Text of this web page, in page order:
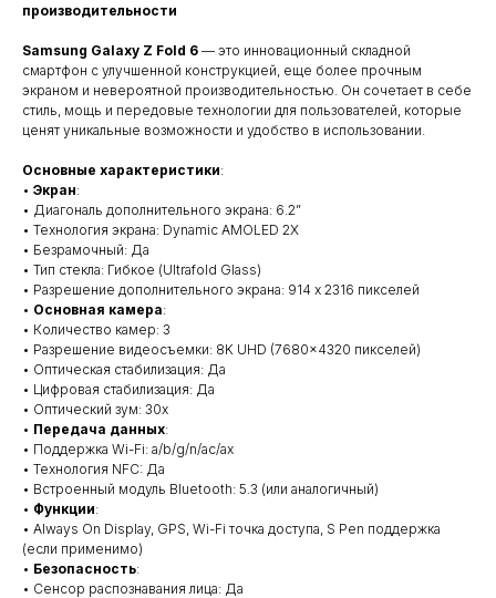
производительности
Samsung Galaxy Z Fold 6 — это инновационный складной
смартфон с улучшенной конструкцией, еще более прочным
экраном и невероятной производительностью. Он сочетает в себе
стиль, мощь и передовые технологии для пользователей, которые
ценят уникальные возможности и удобство в использовании.
Основные характеристики:
• Экран:
• Диагональ дополнительного экрана: 6.2”
• Технология экрана: Dynamic AMOLED 2X
• Безрамочный: Да
• Тип стекла: Гибкое (Ultrafold Glass)
• Разрешение дополнительного экрана: 914 x 2316 пикселей
• Основная камера:
• Количество камер: 3
• Разрешение видеосъемки: 8K UHD (7680x4320 пикселей)
• Оптическая стабилизация: Да
• Цифровая стабилизация: Да
• Оптический зум: 30x
• Передача данных:
• Поддержка Wi-Fi: a/b/g/n/ac/ax
• Технология NFC: Да
• Встроенный модуль Bluetooth: 5.3 (или аналогичный)
• Функции:
• Always On Display, GPS, Wi-Fi точка доступа, S Pen поддержка
(если применимо)
• Безопасность:
• Сенсор распознавания лица: Да